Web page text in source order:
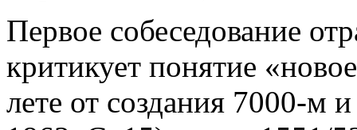
Первое собеседование
критикует понятие
лете от создания 7000-м